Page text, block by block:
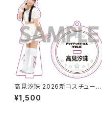
高見汐珠 2026新コスチューム
アクリルスタンドキーホルダー
¥1,500